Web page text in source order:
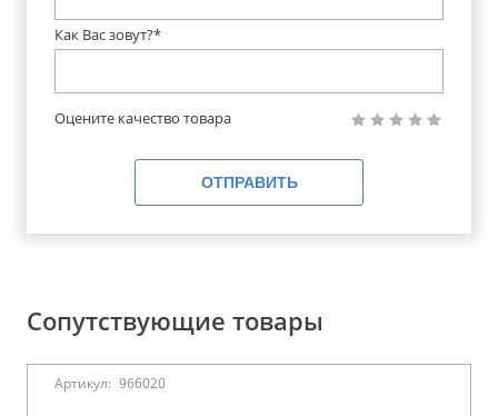
Как Вас зовут?*
Оцените качество товара
ОТПРАВИТЬ
Сопутствующие товары
Артикул: 966020